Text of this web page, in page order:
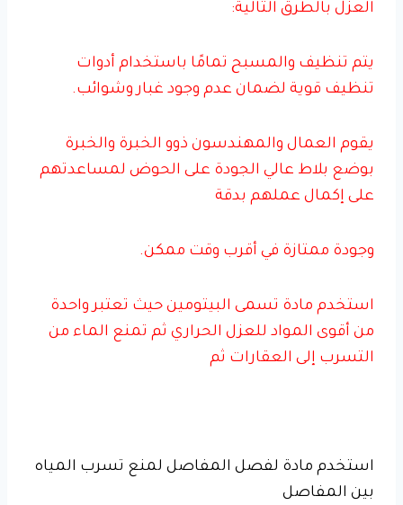
العزل بالطرق التالية:
يتم تنظيف والمسبح تمامًا باستخدام أدوات
تنظيف قوية لضمان عدم وجود غبار وشوائب.
يقوم العمال والمهندسون ذوو الخبرة والخبرة
بوضع بلاط عالي الجودة على الحوض لمساعدتهم
على إكمال عملهم بدقة
وجودة ممتازة في أقرب وقت ممكن.
استخدم مادة تسمى البيتومين حيث تعتبر واحدة
من أقوى المواد للعزل الحراري ثم تمنع الماء من
التسرب إلى العقارات ثم
استخدم مادة لفصل المفاصل لمنع تسرب المياه
بين المفاصل